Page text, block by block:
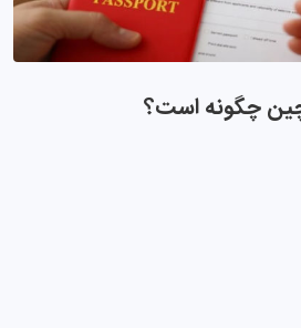
چگونه است؟